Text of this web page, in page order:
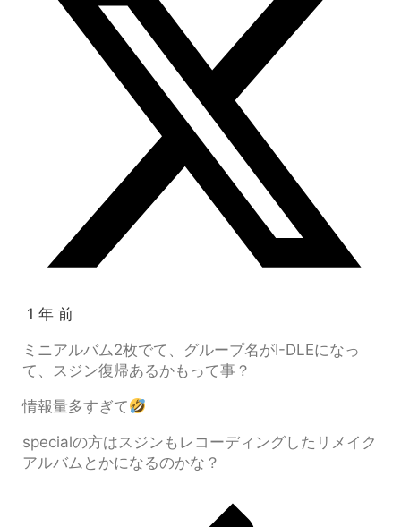
1 年 前
ミニアルバム2枚でて、グループ名がI-DLEになっ
て、スジン復帰あるかもって事？
情報量多すぎて
specialの方はスジンもレコーディングしたリメイク
アルバムとかになるのかな？